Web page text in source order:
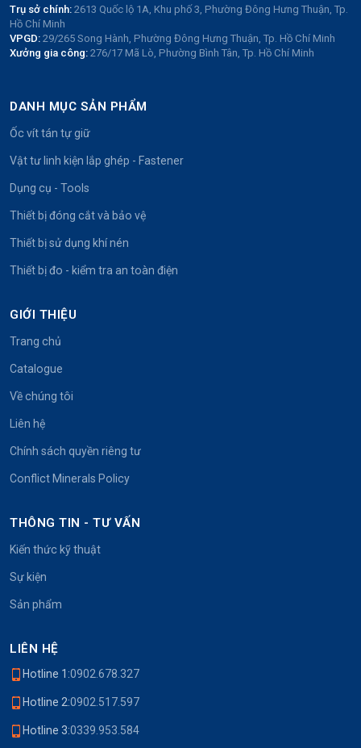
Trụ sở chính: 2613 Quốc lộ 1A, Khu phố 3, Phường Đông Hưng Thuận, Tp.
Hồ Chí Minh
VPGD: 29/265 Song Hành, Phường Đông Hưng Thuận, Tp. Hồ Chí Minh
Xưởng gia công: 276/17 Mã Lò, Phường Bình Tân, Tp. Hồ Chí Minh
DANH MỤC SẢN PHẨM
Ốc vít tán tự giữ
Vật tư linh kiện lắp ghép - Fastener
Dụng cụ - Tools
Thiết bị đóng cắt và bảo vệ
Thiết bị sử dụng khí nén
Thiết bị đo - kiểm tra an toàn điện
GIỚI THIỆU
Trang chủ
Catalogue
Về chúng tôi
Liên hệ
Chính sách quyền riêng tư
Conflict Minerals Policy
THÔNG TIN - TƯ VẤN
Kiến thức kỹ thuật
Sự kiện
Sản phẩm
LIÊN HỆ
Hotline 1:0902.678.327
Hotline 2:0902.517.597
Hotline 3:0339.953.584